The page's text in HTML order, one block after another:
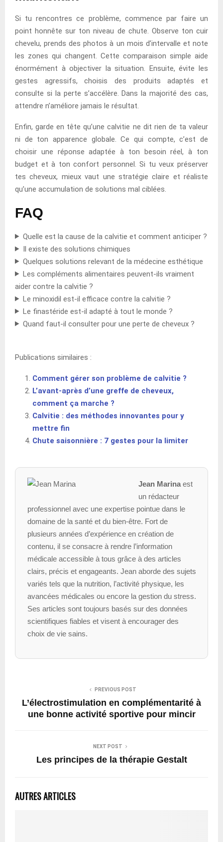
Si tu rencontres ce problème, commence par faire un
point honnête sur ton niveau de chute. Observe ton cuir
chevelu, prends des photos à un mois d’intervalle et note
les zones qui changent. Cette comparaison simple aide
énormément à objectiver la situation. Ensuite, évite les
gestes agressifs, choisis des produits adaptés et
consulte si la perte s’accélère. Dans la majorité des cas,
attendre n’améliore jamais le résultat.
Enfin, garde en tête qu’une calvitie ne dit rien de ta valeur
ni de ton apparence globale. Ce qui compte, c’est de
choisir une réponse adaptée à ton besoin réel, à ton
budget et à ton confort personnel. Si tu veux préserver
tes cheveux, mieux vaut une stratégie claire et réaliste
qu’une accumulation de solutions mal ciblées.
FAQ
Quelle est la cause de la calvitie et comment anticiper ?
Il existe des solutions chimiques
Quelques solutions relevant de la médecine esthétique
Les compléments alimentaires peuvent-ils vraiment
aider contre la calvitie ?
Le minoxidil est-il efficace contre la calvitie ?
Le finastéride est-il adapté à tout le monde ?
Quand faut-il consulter pour une perte de cheveux ?
Publications similaires :
Comment gérer son problème de calvitie ?
L’avant-après d’une greffe de cheveux,
comment ça marche ?
Calvitie : des méthodes innovantes pour y
mettre fin
Chute saisonnière : 7 gestes pour la limiter
Jean Marinaest
un rédacteur
professionnel avec une expertise pointue dans le
domaine de la santé et du bien-être. Fort de
plusieurs années d’expérience en création de
contenu, il se consacre à rendre l’information
médicale accessible à tous grâce à des articles
clairs, précis et engageants. Jean aborde des sujets
variés tels que la nutrition, l’activité physique, les
avancées médicales ou encore la gestion du stress.
Ses articles sont toujours basés sur des données
scientifiques fiables et visent à encourager des
choix de vie sains.
PREVIOUS POST
L’électrostimulation en complémentarité à
une bonne activité sportive pour mincir
NEXT POST
Les principes de la thérapie Gestalt
AUTRES ARTICLES